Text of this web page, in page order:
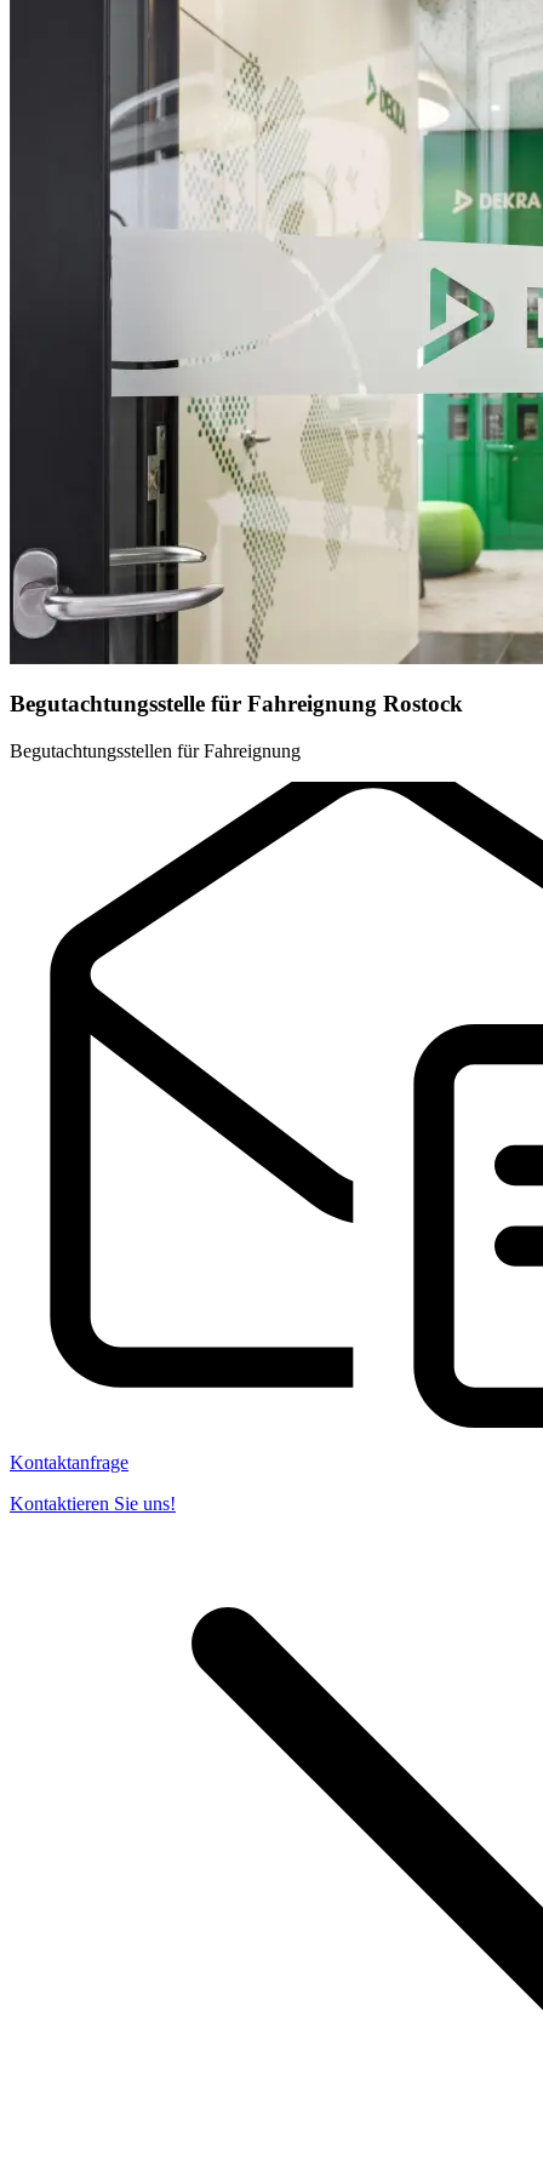
Begutachtungsstelle für Fahreignung Rostock
Begutachtungsstellen für Fahreignung
Kontaktanfrage
Kontaktieren Sie uns!